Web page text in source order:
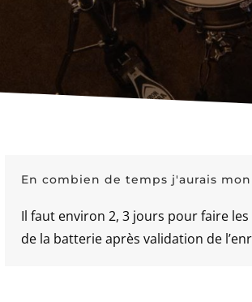
En combien de temps j'aurais
Il faut environ 2, 3 jours pour faire
de la batterie après validation de